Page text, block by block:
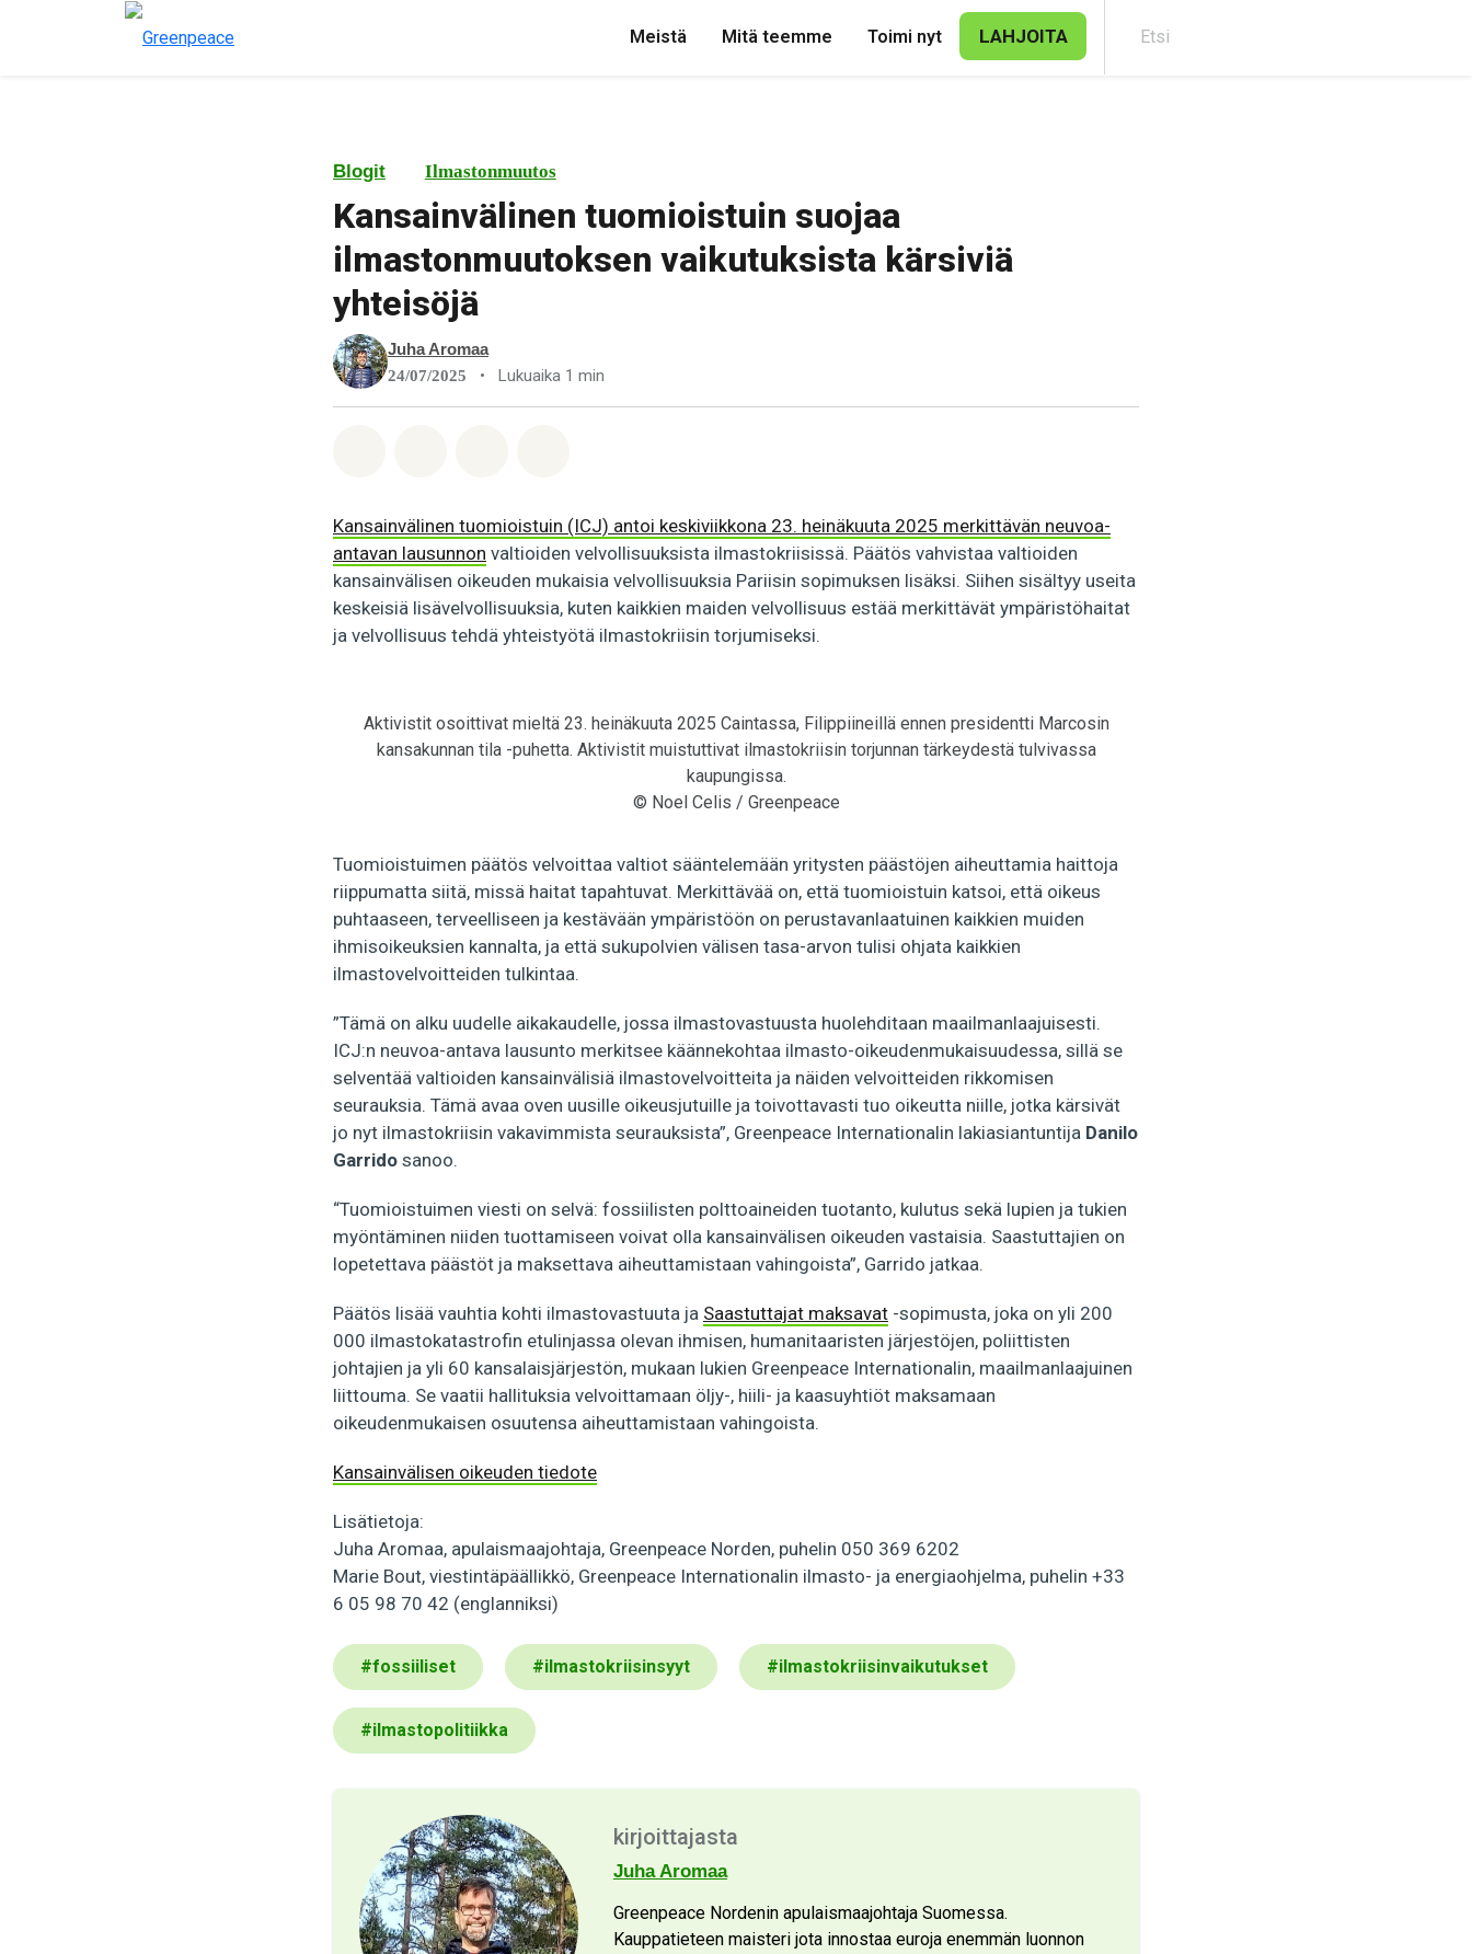
Meistä Mitä teemme Toimi nyt LAHJOITA
Blogit Ilmastonmuutos
Kansainvälinen tuomioistuin suojaa
ilmastonmuutoksen vaikutuksista kärsiviä
yhteisöjä
Juha Aromaa
24/07/2025 • Lukuaika 1 min
Kansainvälinen tuomioistuin (ICJ) antoi keskiviikkona 23. heinäkuuta 2025 merkittävän neuvoa-
antavan lausunnon valtioiden velvollisuuksista ilmastokriisissä. Päätös vahvistaa valtioiden
kansainvälisen oikeuden mukaisia velvollisuuksia Pariisin sopimuksen lisäksi. Siihen sisältyy useita
keskeisiä lisävelvollisuuksia, kuten kaikkien maiden velvollisuus estää merkittävät ympäristöhaitat
ja velvollisuus tehdä yhteistyötä ilmastokriisin torjumiseksi.
Aktivistit osoittivat mieltä 23. heinäkuuta 2025 Caintassa, Filippiineillä ennen presidentti Marcosin
kansakunnan tila -puhetta. Aktivistit muistuttivat ilmastokriisin torjunnan tärkeydestä tulvivassa
kaupungissa.
© Noel Celis / Greenpeace
Tuomioistuimen päätös velvoittaa valtiot sääntelemään yritysten päästöjen aiheuttamia haittoja
riippumatta siitä, missä haitat tapahtuvat. Merkittävää on, että tuomioistuin katsoi, että oikeus
puhtaaseen, terveelliseen ja kestävään ympäristöön on perustavanlaatuinen kaikkien muiden
ihmisoikeuksien kannalta, ja että sukupolvien välisen tasa-arvon tulisi ohjata kaikkien
ilmastovelvoitteiden tulkintaa.
”Tämä on alku uudelle aikakaudelle, jossa ilmastovastuusta huolehditaan maailmanlaajuisesti.
ICJ:n neuvoa-antava lausunto merkitsee käännekohtaa ilmasto-oikeudenmukaisuudessa, sillä se
selventää valtioiden kansainvälisiä ilmastovelvoitteita ja näiden velvoitteiden rikkomisen
seurauksia. Tämä avaa oven uusille oikeusjutuille ja toivottavasti tuo oikeutta niille, jotka kärsivät
jo nyt ilmastokriisin vakavimmista seurauksista”, Greenpeace Internationalin lakiasiantuntija Danilo
Garrido sanoo.
“Tuomioistuimen viesti on selvä: fossiilisten polttoaineiden tuotanto, kulutus sekä lupien ja tukien
myöntäminen niiden tuottamiseen voivat olla kansainvälisen oikeuden vastaisia. Saastuttajien on
lopetettava päästöt ja maksettava aiheuttamistaan vahingoista”, Garrido jatkaa.
Päätös lisää vauhtia kohti ilmastovastuuta ja Saastuttajat maksavat -sopimusta, joka on yli 200
000 ilmastokatastrofin etulinjassa olevan ihmisen, humanitaaristen järjestöjen, poliittisten
johtajien ja yli 60 kansalaisjärjestön, mukaan lukien Greenpeace Internationalin, maailmanlaajuinen
liittouma. Se vaatii hallituksia velvoittamaan öljy-, hiili- ja kaasuyhtiöt maksamaan
oikeudenmukaisen osuutensa aiheuttamistaan vahingoista.
Kansainvälisen oikeuden tiedote
Lisätietoja:
Juha Aromaa, apulaismaajohtaja, Greenpeace Norden, puhelin 050 369 6202
Marie Bout, viestintäpäällikkö, Greenpeace Internationalin ilmasto- ja energiaohjelma, puhelin +33
6 05 98 70 42 (englanniksi)
#fossiiliset #ilmastokriisinsyyt #ilmastokriisinvaikutukset
#ilmastopolitiikka
kirjoittajasta
Juha Aromaa
Greenpeace Nordenin apulaismaajohtaja Suomessa.
Kauppatieteen maisteri jota innostaa euroja enemmän luonnon